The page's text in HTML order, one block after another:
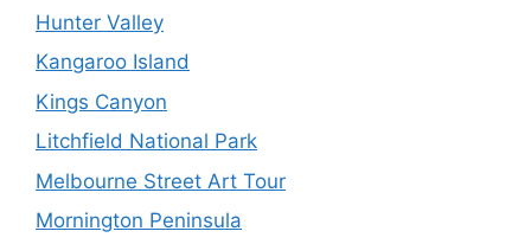
Hunter Valley
Kangaroo Island
Kings Canyon
Litchfield National Park
Melbourne Street Art Tour
Mornington Peninsula